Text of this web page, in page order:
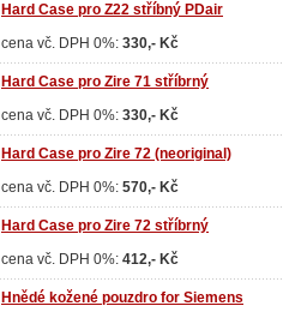
Hard Case pro Z22 stříbný PDair
cena vč. DPH 0%: 330,- Kč
Hard Case pro Zire 71 stříbrný
cena vč. DPH 0%: 330,- Kč
Hard Case pro Zire 72 (neoriginal)
cena vč. DPH 0%: 570,- Kč
Hard Case pro Zire 72 stříbrný
cena vč. DPH 0%: 412,- Kč
Hnědé kožené pouzdro for Siemens